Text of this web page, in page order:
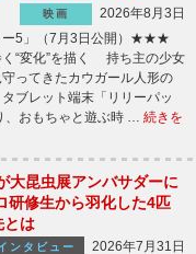
映画
2026年8月3日
ー5」（7月3日公開）★★★
く“変化”を描く 持ち主の少女
ってきたカウガール人形の
ブレット端末「リリーパッ
、おもちゃと遊ぶ時 … 続きを
大昆虫展アンバサダーに
研修生から羽化した4匹
とは
ンタビュー
2026年7月31日